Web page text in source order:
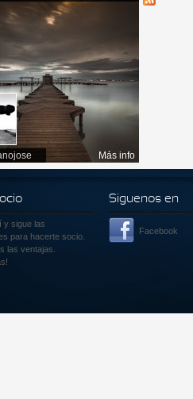
Más info
y sigue las
para hacerte socio.
las ventajas.
Siguenos en
Facebook